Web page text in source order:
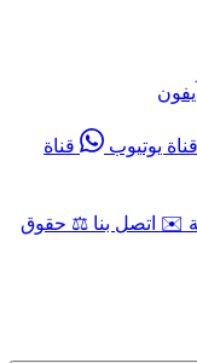
يوتيوب
قناة
اتصل بنا ⚖️ حقوق